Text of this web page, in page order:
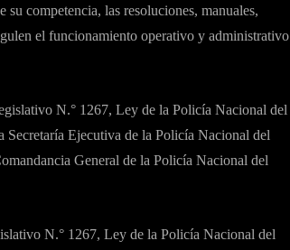
competencia, las resoluciones, manuales,
el funcionamiento operativo y administrativo
N.° 1267, Ley de la Policía Nacional del
Ejecutiva de la Policía Nacional del
General de la Policía Nacional del
N.° 1267, Ley de la Policía Nacional del